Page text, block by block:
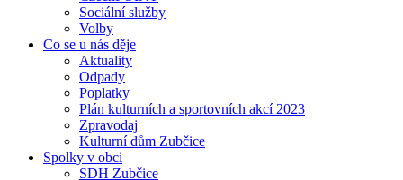
Sociální služby
Volby
Co se u nás děje
Aktuality
Odpady
Poplatky
Plán kulturních a sportovních akcí 2023
Zpravodaj
Kulturní dům Zubčice
Spolky v obci
SDH Zubčice